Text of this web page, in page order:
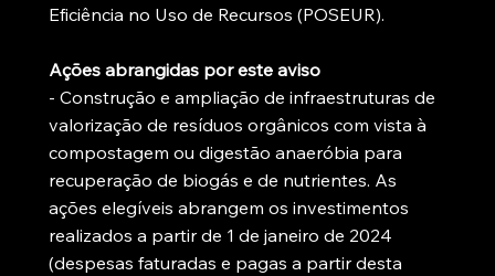
Eficiência no Uso de Recursos (POSEUR).
Ações abrangidas por este aviso
- Construção e ampliação de infraestruturas de
valorização de resíduos orgânicos com vista à
compostagem ou digestão anaeróbia para
recuperação de biogás e de nutrientes. As
ações elegíveis abrangem os investimentos
realizados a partir de 1 de janeiro de 2024
(despesas faturadas e pagas a partir desta